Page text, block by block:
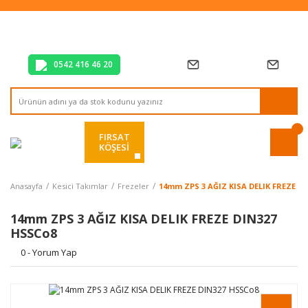
Tüm Alışverişlerde Vade Farksız 2 Taksit!
0542 416 46 20
FIRSAT
KÖŞESİ
Anasayfa Kesici Takımlar Frezeler 14mm ZPS 3 AĞIZ KISA DELIK FREZE
14mm ZPS 3 AĞIZ KISA DELIK FREZE DIN327
HSSCo8
0 - Yorum Yap